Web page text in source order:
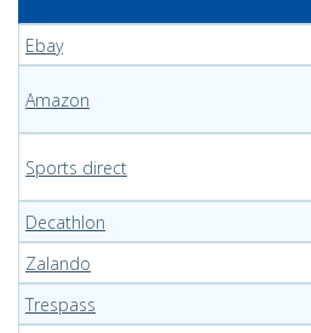
Ebay
Amazon
Sports direct
Decathlon
Zalando
Trespass